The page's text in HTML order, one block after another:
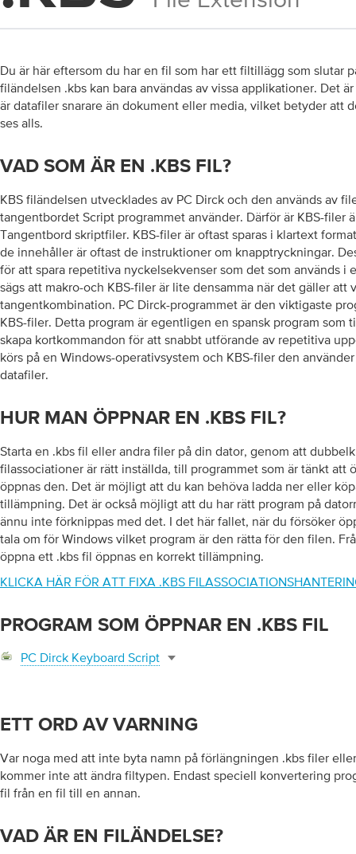
Du är här eftersom du har en fil som har ett filtillägg som slutar
filändelsen .kbs kan bara användas av vissa applikationer. Det
är datafiler snarare än dokument eller media, vilket betyder att
ses alls.
VAD SOM ÄR EN .KBS FIL?
KBS filändelsen utvecklades av PC Dirck och den används av
tangentbordet Script programmet använder. Därför är KBS-filer
Tangentbord skriptfiler. KBS-filer är oftast sparas i klartext
de innehåller är oftast de instruktioner om knapptryckningar.
för att spara repetitiva nyckelsekvenser som det som används i
sägs att makro-och KBS-filer är lite densamma när det gäller att
tangentkombination. PC Dirck-programmet är den viktigaste
KBS-filer. Detta program är egentligen en spansk program som
skapa kortkommandon för att snabbt utförande av repetitiva
körs på en Windows-operativsystem och KBS-filer den
datafiler.
HUR MAN ÖPPNAR EN .KBS FIL?
Starta en .kbs fil eller andra filer på din dator, genom att
filassociationer är rätt inställda, till programmet som är tänkt att
öppnas den. Det är möjligt att du kan behöva ladda ner eller
tillämpning. Det är också möjligt att du har rätt program på
ännu inte förknippas med det. I det här fallet, när du försöker
tala om för Windows vilket program är den rätta för den filen.
öppna ett .kbs fil öppnas en korrekt tillämpning.
KLICKA HÄR FÖR ATT FIXA .KBS
PROGRAM SOM ÖPPNAR EN .KBS FIL
PC Dirck Keyboard Script
ETT ORD AV VARNING
Var noga med att inte byta namn på förlängningen .kbs filer
kommer inte att ändra filtypen. Endast speciell konvertering
fil från en fil till en annan.
VAD ÄR EN FILÄNDELSE?